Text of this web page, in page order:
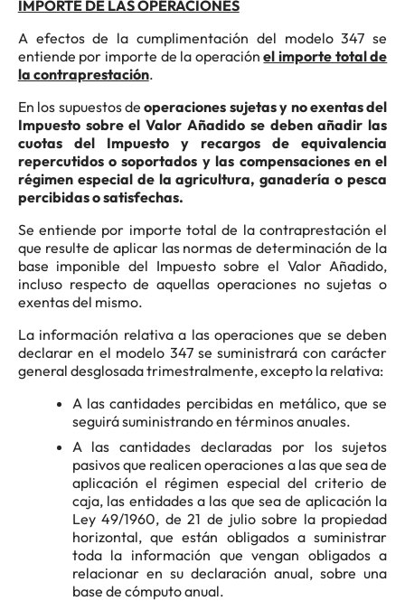
IMPORTE DE LAS OPERACIONES
A efectos de la cumplimentación del modelo 347 se
entiende por importe de la operaciónel importe total de
la contraprestación.
En los supuestos deoperaciones sujetas y no exentas del
Impuesto sobre el Valor Añadido se deben añadir las
cuotas del Impuesto y recargos de equivalencia
repercutidos o soportados y las compensaciones en el
régimen especial de la agricultura, ganadería o pesca
percibidas o satisfechas.
Se entiende por importe total de la contraprestación el
que resulte de aplicar las normas de determinación de la
base imponible del Impuesto sobre el Valor Añadido,
incluso respecto de aquellas operaciones no sujetas o
exentas del mismo.
La información relativa a las operaciones que se deben
declarar en el modelo 347 se suministrará con carácter
general desglosada trimestralmente, excepto la relativa:
A las cantidades percibidas en metálico, que se
seguirá suministrando en términos anuales.
A las cantidades declaradas por los sujetos
pasivos que realicen operaciones a las que sea de
aplicación el régimen especial del criterio de
caja, las entidades a las que sea de aplicación la
Ley 49/1960, de 21 de julio sobre la propiedad
horizontal, que están obligados a suministrar
toda la información que vengan obligados a
relacionar en su declaración anual, sobre una
base de cómputo anual.